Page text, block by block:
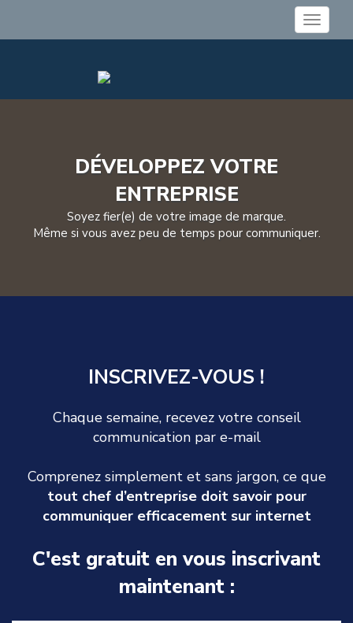
Toggle
DÉVELOPPEZ VOTRE
ENTREPRISE
Soyez fier(e) de votre image de marque.
Même si vous avez peu de temps pour communiquer.
INSCRIVEZ-VOUS !
Chaque semaine, recevez votre conseil
communication par e-mail
Comprenez simplement et sans jargon, ce que
tout chef d’entreprise doit savoir pour
communiquer efficacement sur internet
C'est gratuit en vous inscrivant
maintenant :